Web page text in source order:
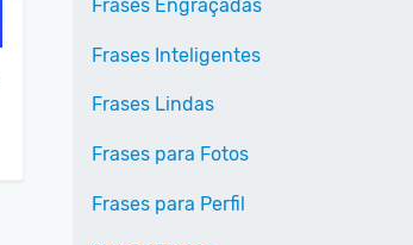
Frases Engraçadas
Frases Inteligentes
Frases Lindas
Frases para Fotos
Frases para Perfil